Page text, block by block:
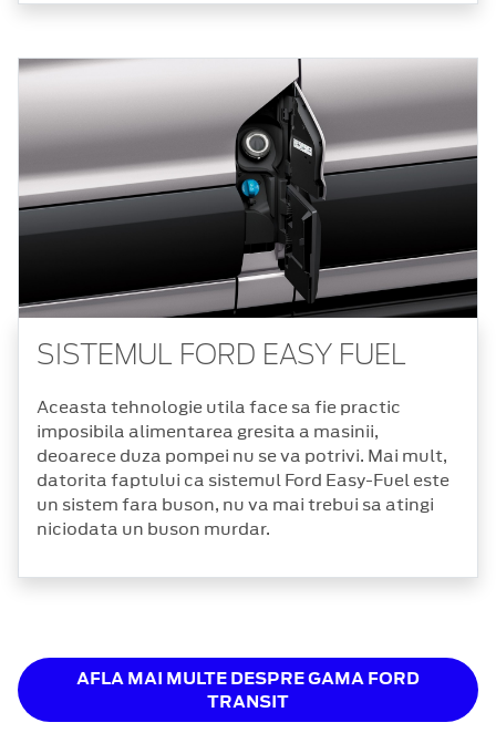
SISTEMUL FORD EASY FUEL
Aceasta tehnologie utila face sa fie practic
imposibila alimentarea gresita a masinii,
deoarece duza pompei nu se va potrivi. Mai mult,
datorita faptului ca sistemul Ford Easy-Fuel este
un sistem fara buson, nu va mai trebui sa atingi
niciodata un buson murdar.
AFLA MAI MULTE DESPRE GAMA FORD
TRANSIT